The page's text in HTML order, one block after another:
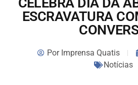
ESCRAVATURA
PorImprensa Quatis
Notícias